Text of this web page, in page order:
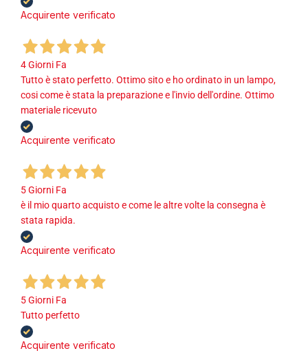
Acquirente verificato
4 Giorni Fa
Tutto è stato perfetto. Ottimo sito e ho ordinato in un lampo,
cosi come è stata la preparazione e l'invio dell'ordine. Ottimo
materiale ricevuto
Acquirente verificato
5 Giorni Fa
è il mio quarto acquisto e come le altre volte la consegna è
stata rapida.
Acquirente verificato
5 Giorni Fa
Tutto perfetto
Acquirente verificato